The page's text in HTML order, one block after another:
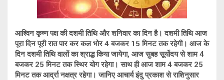
आश्विन कृष्ण पक्ष की दशमी तिथि और शनिवार का दिन है। दशमी तिथि आज
पूरा दिन पूरी रात पार कर कल भोर 4 बजकर 15 मिनट तक रहेगी। आज के
दिन दशमी तिथि वालों का श्राद्ध किया जायेगा, आज सुबह सूर्योदय से शाम 4
बजकर 25 मिनट तक स्थिर योग रहेगा। साथ ही आज शाम 4 बजकर 25
मिनट तक आर्द्रा नक्षत्र रहेगा। जानिए आचार्य इंदु प्रकाश से राशिनुसार